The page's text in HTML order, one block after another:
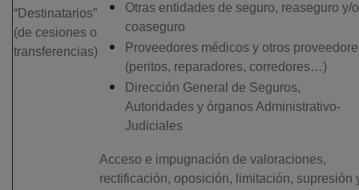
“Destinatarios”
(de cesiones o
transferencias)
Otras entidades de seguro, reaseguro y/o
coaseguro
Proveedores médicos y otros
(peritos, reparadores, corredores…)
Dirección General de Seguros,
Autoridades y órganos Administrativo-
Judiciales
Acceso e impugnación de valoraciones,
rectificación, oposición, limitación, supresión